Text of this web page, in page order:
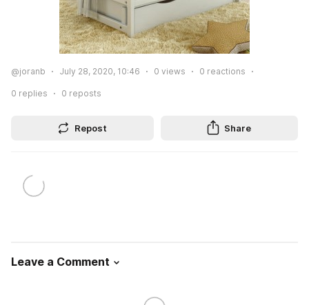
@joranb July 28, 2020, 10:46 0 views 0 reactions
0 replies 0 reposts
Repost Share
Leave a Comment